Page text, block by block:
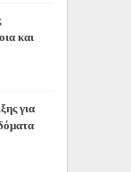
και
για